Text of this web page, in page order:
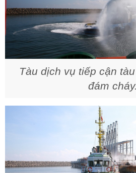
Tàu dịch vụ tiếp cận
đám cháy.